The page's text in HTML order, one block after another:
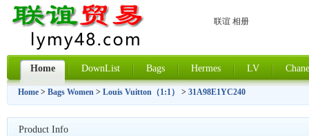
联谊 相册
Home DownList Bags Hermes LV
Home > Bags Women > Louis Vuitton（1:1） > 31A98E1YC240
Product Info